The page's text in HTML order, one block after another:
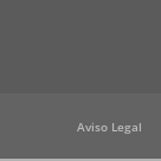
Aviso Legal